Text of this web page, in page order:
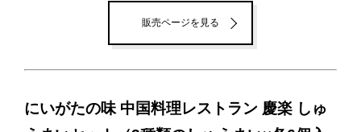
販売ページを見る
にいがたの味 中国料理レストラン 慶楽 しゅ